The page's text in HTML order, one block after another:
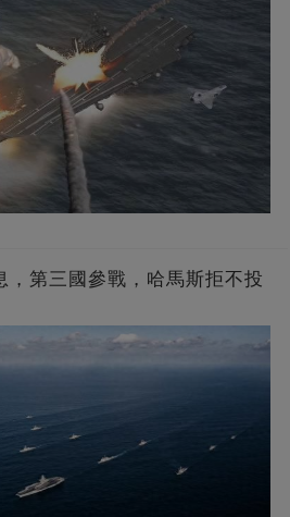
，第三國參戰，哈馬斯拒不投